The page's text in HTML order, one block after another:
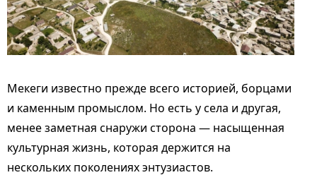
Мекеги известно прежде всего историей, борцами
и каменным промыслом. Но есть у села и другая,
менее заметная снаружи сторона — насыщенная
культурная жизнь, которая держится на
нескольких поколениях энтузиастов.